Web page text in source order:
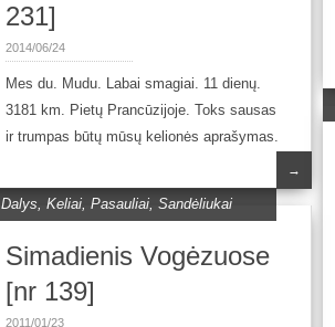
231]
2014/06/24
Mes du. Mudu. Labai smagiai. 11 dienų.
3181 km. Pietų Prancūzijoje. Toks sausas
ir trumpas būtų mūsų kelionės aprašymas.
→
Dalys,Keliai,Pasauliai,Sandėliukai
Simadienis Vogėzuose
[nr 139]
2011/01/23